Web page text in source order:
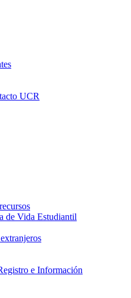
UCR
de Vida Estudiantil
e Información